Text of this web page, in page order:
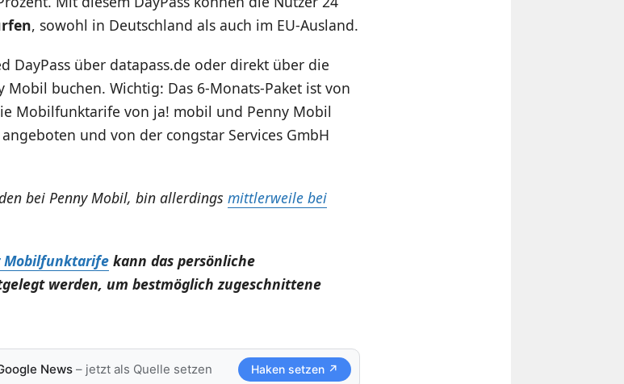
, sowohl in Deutschland als auch im EU-Ausland.
DayPass über datapass.de oder direkt über die
buchen. Wichtig: Das 6-Monats-Paket ist von
Mobilfunktarife von ja! mobil und Penny Mobil
und von der congstar Services GmbH
bei Penny Mobil, bin allerdings mittlerweile bei
Mobilfunktarifekann das persönliche
werden, um bestmöglich zugeschnittene
News– jetzt als Quelle setzen Haken setzen ↗